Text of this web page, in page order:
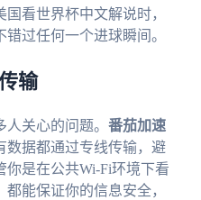
看世界杯中文解说时，
过任何一个进球瞬间。
输
关心的问题。 番茄加速
数据都通过专线传输，避
你是在公共Wi-Fi环境下看
能保证你的信息安全，